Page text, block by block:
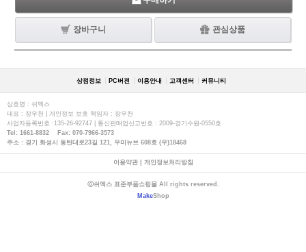
장바구니 관심상품
상점정보 PC버젼 이용안내 고객센터 커뮤니티
상호명 : 쉬멕스
대표 : 장우천 | 개인정보 보호 책임자 : 장우천
사업자등록번호 :135-26-92747 | 통신판매업신고번호 : 2009-경기수원-0550호
Tel: 1661-8832 Fax: 070-7966-3573
주소 : 경기 화성시 동탄대로23길 121, 우미뉴브 608호 (우)18468
이용약관| 개인정보처리방침
ⓒ쉬멕스 표준부품쇼핑몰 All rights reserved.
MakeShop